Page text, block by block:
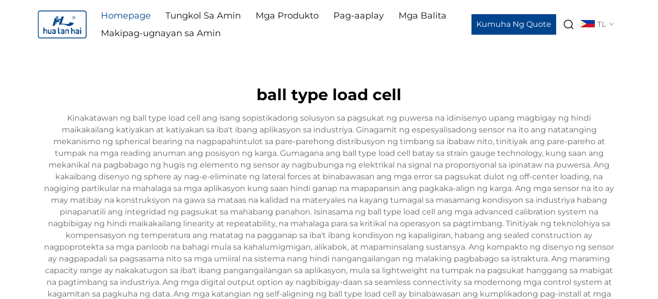
Homepage Tungkol Sa Amin Mga Produkto Pag-aaplay
Mga Balita
Makipag-ugnayan sa Amin
Kumuha Ng Quote TL
ball type load cell
Kinakatawan ng ball type load cell ang isang sopistikadong solusyon sa pagsukat ng puwersa na idinisenyo upang magbigay ng hindi
maikakailang katiyakan at katiyakan sa iba't ibang aplikasyon sa industriya. Ginagamit ng espesyalisadong sensor na ito ang natatanging
mekanismo ng spherical bearing na nagpapahintulot sa pare-parehong distribusyon ng timbang sa ibabaw nito, tinitiyak ang pare-pareho at
tumpak na mga reading anuman ang posisyon ng karga. Gumagana ang ball type load cell batay sa strain gauge technology, kung saan ang
mekanikal na pagbabago ng hugis ng elemento ng sensor ay nagbubunga ng elektrikal na signal na proporsyonal sa ipinataw na puwersa. Ang
kakaibang disenyo ng sphere ay nag-e-eliminate ng lateral forces at binabawasan ang mga error sa pagsukat dulot ng off-center loading, na
nagiging partikular na mahalaga sa mga aplikasyon kung saan hindi ganap na mapapansin ang pagkaka-align ng karga. Ang mga sensor na ito ay
may matibay na konstruksyon na gawa sa mataas na kalidad na materyales na kayang tumagal sa masamang kondisyon sa industriya habang
pinapanatili ang integridad ng pagsukat sa mahabang panahon. Isinasama ng ball type load cell ang mga advanced calibration system na
nagbibigay ng hindi maikakailang linearity at repeatability, na mahalaga para sa kritikal na operasyon sa pagtimbang. Tinitiyak ng teknolohiya sa
kompensasyon ng temperatura ang matatag na pagganap sa iba't ibang kondisyon ng kapaligiran, habang ang sealed construction ay
nagpoprotekta sa mga panloob na bahagi mula sa kahalumigmigan, alikabok, at mapaminsalang sustansya. Ang kompakto ng disenyo ng sensor
ay nagpapadali sa pagsasama nito sa mga umiiral na sistema nang hindi nangangailangan ng malaking pagbabago sa istraktura. Ang maraming
capacity range ay nakakatugon sa iba't ibang pangangailangan sa aplikasyon, mula sa lightweight na tumpak na pagsukat hanggang sa mabigat
na pagtimbang sa industriya. Ang mga digital output option ay nagbibigay-daan sa seamless connectivity sa modernong mga control system at
kagamitan sa pagkuha ng data. Ang mga katangian ng self-aligning ng ball type load cell ay binabawasan ang kumplikadong pag-install at mga